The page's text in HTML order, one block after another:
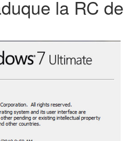
la RC de